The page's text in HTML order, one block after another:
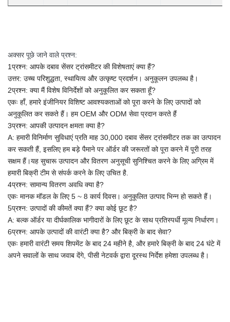
अक्सर पूछे जाने वाले प्रश्न:
1प्रश्न: आपके दबाव सेंसर ट्रांसमीटर की विशेषताएं क्या हैं?
उत्तर: उच्च परिशुद्धता, स्थायित्व और उत्कृष्ट प्रदर्शन। अनुकूलन उपलब्ध है।
2प्रश्न: क्या मैं विशेष विनिर्देशों को अनुकूलित कर सकता हूँ?
एकः हाँ, हमारे इंजीनियर विशिष्ट आवश्यकताओं को पूरा करने के लिए उत्पादों को
अनुकूलित कर सकते हैं। हम OEM और ODM सेवा प्रदान करते हैं
3प्रश्न: आपकी उत्पादन क्षमता क्या है?
A: हमारी विनिर्माण सुविधाएं प्रति माह 30,000 दबाव सेंसर ट्रांसमीटर तक का उत्पादन
कर सकती हैं, इसलिए हम बड़े पैमाने पर ऑर्डर की जरूरतों को पूरा करने में पूरी तरह
सक्षम हैं।यह सुचारू उत्पादन और वितरण अनुसूची सुनिश्चित करने के लिए अग्रिम में
हमारी बिक्री टीम से संपर्क करने के लिए उचित है.
4प्रश्न: सामान्य वितरण अवधि क्या है?
एकः मानक मॉडल के लिए 5 ~ 8 कार्य दिवस। अनुकूलित उत्पाद भिन्न हो सकते हैं।
5प्रश्न: उत्पादों की कीमतें क्या हैं? क्या कोई छूट है?
A: बल्क ऑर्डर या दीर्घकालिक भागीदारों के लिए छूट के साथ प्रतिस्पर्धी मूल्य निर्धारण।
6प्रश्न: आपके उत्पादों की वारंटी क्या है? और बिक्री के बाद सेवा?
एकः हमारी वारंटी समय शिपमेंट के बाद 24 महीने है, और हमारे बिक्री के बाद 24 घंटे में
अपने सवालों के साथ जवाब देंगे, पीसी नेटवर्क द्वारा दूरस्थ निर्देश हमेशा उपलब्ध है।